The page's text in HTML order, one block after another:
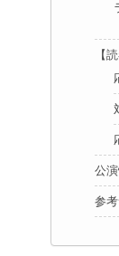
【
公
参